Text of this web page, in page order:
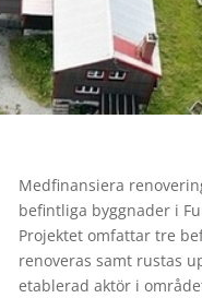
Medfinansiera
befintliga byggnader i
Projektet omfattar tre
renoveras samt rustas
etablerad aktör i